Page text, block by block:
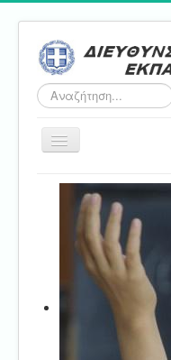
Αναζήτηση...
Εναλλαγή
Αρχική
Τμήμα Α'
Τμήμα Β'